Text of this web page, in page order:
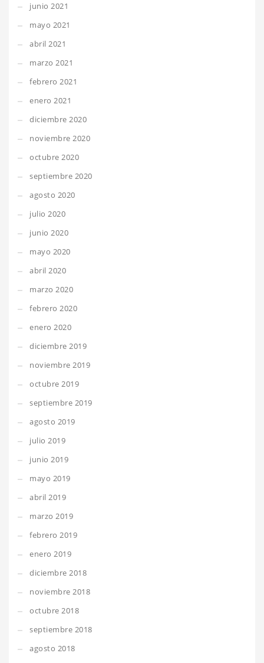
junio 2021
mayo 2021
abril 2021
marzo 2021
febrero 2021
enero 2021
diciembre 2020
noviembre 2020
octubre 2020
septiembre 2020
agosto 2020
julio 2020
junio 2020
mayo 2020
abril 2020
marzo 2020
febrero 2020
enero 2020
diciembre 2019
noviembre 2019
octubre 2019
septiembre 2019
agosto 2019
julio 2019
junio 2019
mayo 2019
abril 2019
marzo 2019
febrero 2019
enero 2019
diciembre 2018
noviembre 2018
octubre 2018
septiembre 2018
agosto 2018